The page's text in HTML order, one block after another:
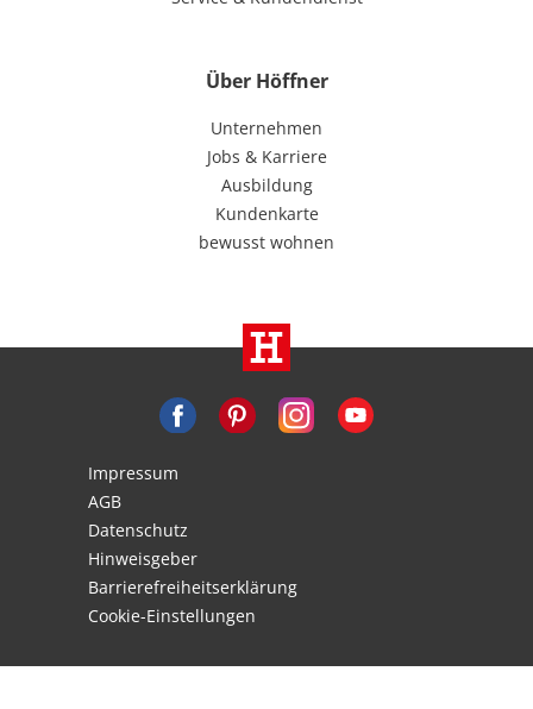
Über Höffner
Unternehmen
Jobs & Karriere
Ausbildung
Kundenkarte
bewusst wohnen
Impressum
AGB
Datenschutz
Hinweisgeber
Barrierefreiheitserklärung
Cookie-Einstellungen